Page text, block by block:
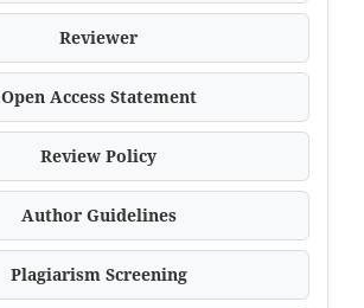
Reviewer
Open Access Statement
Review Policy
Author Guidelines
Plagiarism Screening